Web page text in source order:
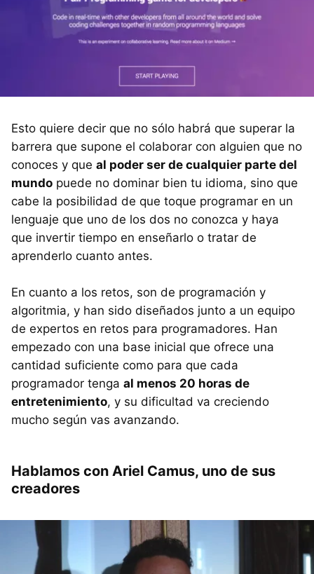
Esto quiere decir que no sólo habrá que superar la
barrera que supone el colaborar con alguien que no
conoces y que al poder ser de cualquier parte del
mundo puede no dominar bien tu idioma, sino que
cabe la posibilidad de que toque programar en un
lenguaje que uno de los dos no conozca y haya
que invertir tiempo en enseñarlo o tratar de
aprenderlo cuanto antes.
En cuanto a los retos, son de programación y
algoritmia, y han sido diseñados junto a un equipo
de expertos en retos para programadores. Han
empezado con una base inicial que ofrece una
cantidad suficiente como para que cada
programador tenga al menos 20 horas de
entretenimiento, y su dificultad va creciendo
mucho según vas avanzando.
Hablamos con Ariel Camus, uno de sus
creadores